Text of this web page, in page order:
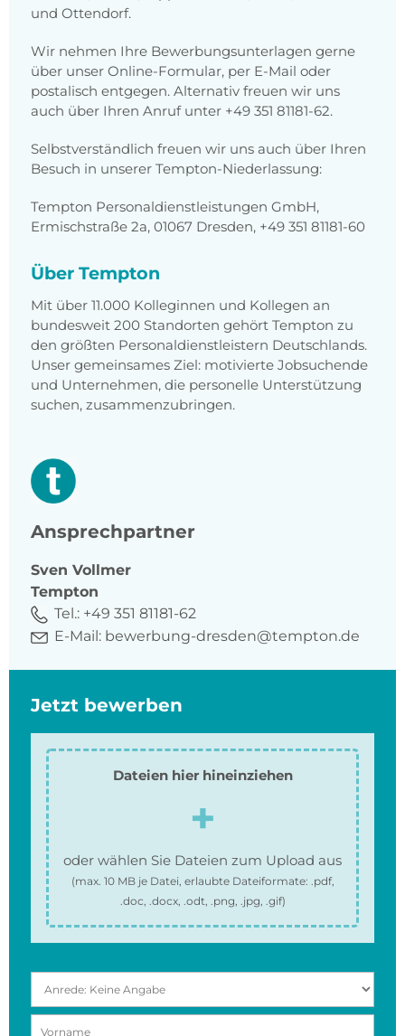
und Ottendorf.
Wir nehmen Ihre Bewerbungsunterlagen gerne
über unser Online-Formular, per E-Mail oder
postalisch entgegen. Alternativ freuen wir uns
auch über Ihren Anruf unter +49 351 81181-62.
Selbstverständlich freuen wir uns auch über Ihren
Besuch in unserer Tempton-Niederlassung:
Tempton Personaldienstleistungen GmbH,
Ermischstraße 2a, 01067 Dresden, +49 351 81181-60
Über Tempton
Mit über 11.000 Kolleginnen und Kollegen an
bundesweit 200 Standorten gehört Tempton zu
den größten Personaldienstleistern Deutschlands.
Unser gemeinsames Ziel: motivierte Jobsuchende
und Unternehmen, die personelle Unterstützung
suchen, zusammenzubringen.
Ansprechpartner
Sven Vollmer
Tempton
Tel.: +49 351 81181-62
E-Mail: bewerbung-dresden@tempton.de
Jetzt bewerben
Dateien hier hineinziehen
oder wählen Sie Dateien zum Upload aus
(max. 10 MBje Datei, erlaubte Dateiformate: .pdf,
.doc, .docx, .odt, .png, .jpg, .gif)